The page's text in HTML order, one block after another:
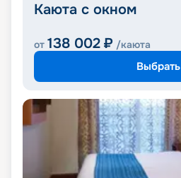
Каюта с окном
от 138 002 ₽ /каюта
Выбрать